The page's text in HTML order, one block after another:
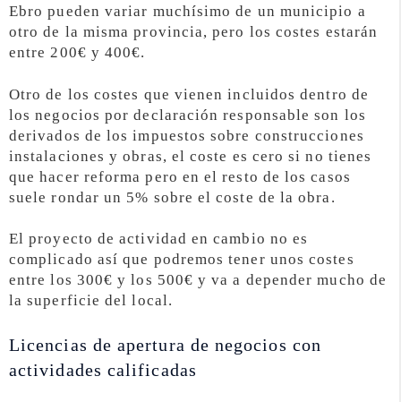
Ebro pueden variar muchísimo de un municipio a
otro de la misma provincia, pero los costes estarán
entre 200€ y 400€.
Otro de los costes que vienen incluidos dentro de
los negocios por declaración responsable son los
derivados de los impuestos sobre construcciones
instalaciones y obras, el coste es cero si no tienes
que hacer reforma pero en el resto de los casos
suele rondar un 5% sobre el coste de la obra.
El proyecto de actividad en cambio no es
complicado así que podremos tener unos costes
entre los 300€ y los 500€ y va a depender mucho de
la superficie del local.
Licencias de apertura de negocios con
actividades calificadas